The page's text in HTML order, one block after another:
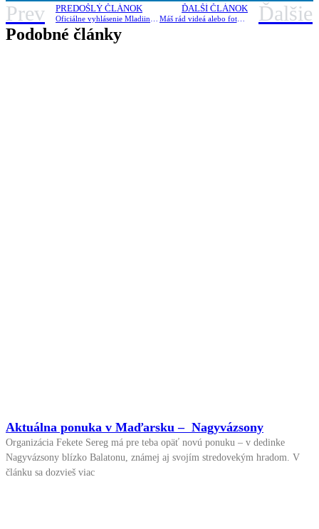
Prev PREDOŠLÝ ČLÁNOK
Oficiálne vyhlásenie Mladiinfo Slovensko k aktuálnej situácii ohľadom COVID-19
ĎALŠÍ ČLÁNOK
Máš rád videá alebo fotografovanie? Tento projekt je pre teba! | ESC vo Francúzsku Ďalšie
Podobné články
Aktuálna ponuka v Maďarsku – Nagyvázsony
Organizácia Fekete Sereg má pre teba opäť novú ponuku – v dedinke
Nagyvázsony blízko Balatonu, známej aj svojím stredovekým hradom. V
článku sa dozvieš viac